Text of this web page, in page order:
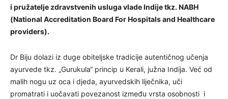
i pružatelje zdravstvenih usluga vlade Indije tkz. NABH
(National Accreditation Board For Hospitals and Healthcare
providers).
Dr Biju dolazi iz duge obiteljske tradicije autentičnog učenja
ayurvede tkz. „Gurukula“ princip u Kerali, južna Indija. Već od
malih nogu uz oca i djeda, ayurvedskih liječnika, uči
promatrati i uočavati povezanost između vrsta osobnosti i